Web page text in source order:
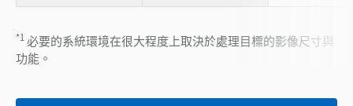
*1 必要的系統環境在很大程度上取決於處理目標的影像尺寸與
功能。